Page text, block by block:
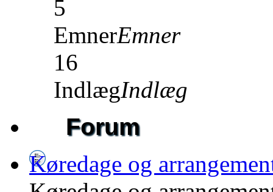
5
EmnerEmner
16
IndlægIndlæg
Forum
Køredage og